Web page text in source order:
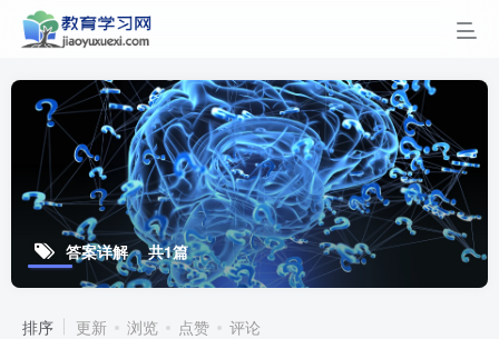
答案详解 共1篇
排序 更新 浏览 点赞 评论